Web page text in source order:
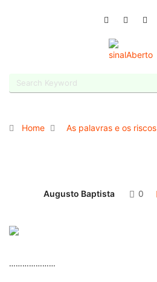
Home As palavras e os riscos
Augusto Baptista 0
…………………